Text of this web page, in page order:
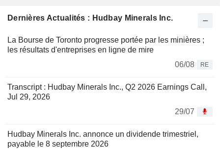
Dernières Actualités : Hudbay Minerals Inc.
La Bourse de Toronto progresse portée par les minières ;
les résultats d'entreprises en ligne de mire
06/08
RE
Transcript : Hudbay Minerals Inc., Q2 2026 Earnings Call,
Jul 29, 2026
29/07
Hudbay Minerals Inc. annonce un dividende trimestriel,
payable le 8 septembre 2026